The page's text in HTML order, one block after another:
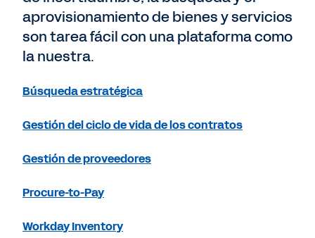
aprovisionamiento de bienes y servicios
son tarea fácil con una plataforma como
la nuestra.
Búsqueda estratégica
Gestión del ciclo de vida de los contratos
Gestión de proveedores
Procure-to-Pay
Workday Inventory